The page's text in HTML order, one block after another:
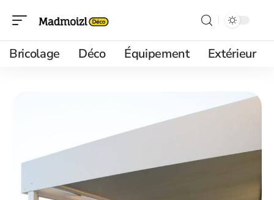
Bricolage Déco Équipement Extérieur